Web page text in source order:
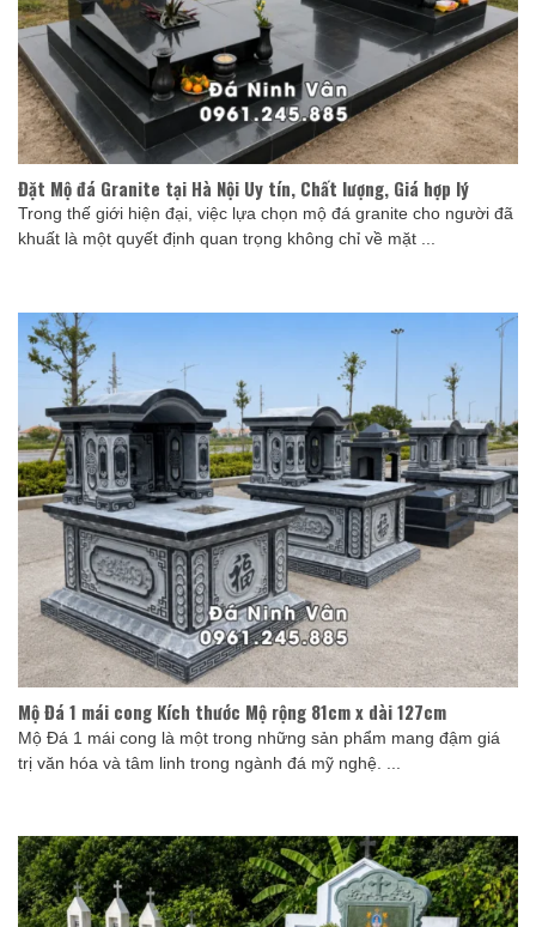
Đặt Mộ đá Granite tại Hà Nội Uy tín, Chất lượng, Giá hợp lý
Trong thế giới hiện đại, việc lựa chọn mộ đá granite cho người đã
khuất là một quyết định quan trọng không chỉ về mặt ...
Mộ Đá 1 mái cong Kích thước Mộ rộng 81cm x dài 127cm
Mộ Đá 1 mái cong là một trong những sản phẩm mang đậm giá
trị văn hóa và tâm linh trong ngành đá mỹ nghệ. ...